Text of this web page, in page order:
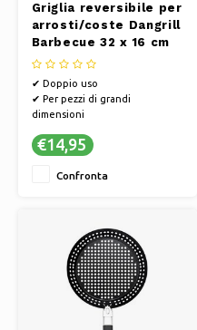
Griglia reversibile per
arrosti/coste Dangrill
Barbecue 32 x 16 cm
✔ Doppio uso
✔ Per pezzi di grandi
dimensioni
€14,95
Confronta